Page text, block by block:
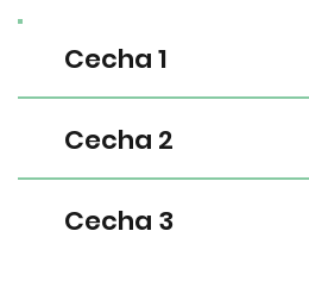
Cecha 1
Cecha 2
Cecha 3